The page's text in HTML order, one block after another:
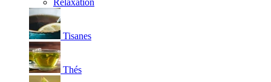
Relaxation
Tisanes
Thés